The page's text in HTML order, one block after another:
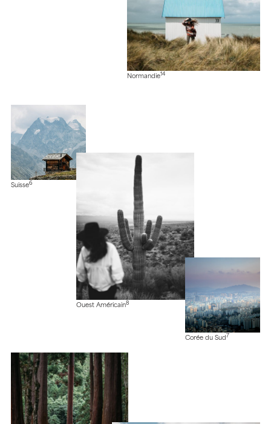
Normandie14
Suisse6
Ouest Américain8
Corée du Sud 7